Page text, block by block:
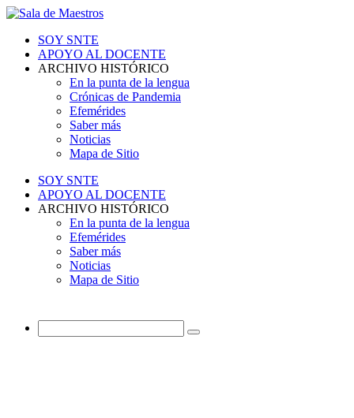
SOY SNTE
APOYO AL DOCENTE
ARCHIVO HISTÓRICO
En la punta de la lengua
Crónicas de Pandemia
Efemérides
Saber más
Noticias
Mapa de Sitio
SOY SNTE
APOYO AL DOCENTE
ARCHIVO HISTÓRICO
En la punta de la lengua
Efemérides
Saber más
Noticias
Mapa de Sitio